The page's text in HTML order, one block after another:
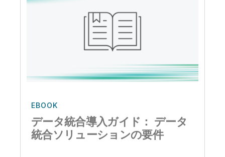
EBOOK
データ統合導入ガイド： データ
統合ソリューションの要件